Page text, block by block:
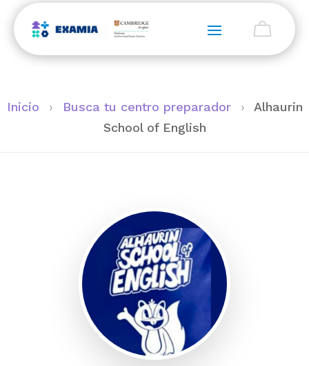
Inicio › Busca tu centro preparador ›
Alhaurin
School of English